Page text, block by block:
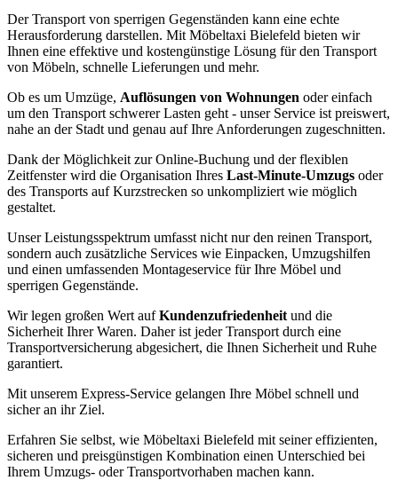
Der Transport von sperrigen Gegenständen kann eine echte
Herausforderung darstellen. Mit Möbeltaxi Bielefeld bieten wir
Ihnen eine effektive und kostengünstige Lösung für den Transport
von Möbeln, schnelle Lieferungen und mehr.
Ob es um Umzüge, Auflösungen von Wohnungen oder einfach
um den Transport schwerer Lasten geht - unser Service ist preiswert,
nahe an der Stadt und genau auf Ihre Anforderungen zugeschnitten.
Dank der Möglichkeit zur Online-Buchung und der flexiblen
Zeitfenster wird die Organisation Ihres Last-Minute-Umzugs oder
des Transports auf Kurzstrecken so unkompliziert wie möglich
gestaltet.
Unser Leistungsspektrum umfasst nicht nur den reinen Transport,
sondern auch zusätzliche Services wie Einpacken, Umzugshilfen
und einen umfassenden Montageservice für Ihre Möbel und
sperrigen Gegenstände.
Wir legen großen Wert aufKundenzufriedenheit und die
Sicherheit Ihrer Waren. Daher ist jeder Transport durch eine
Transportversicherung abgesichert, die Ihnen Sicherheit und Ruhe
garantiert.
Mit unserem Express-Service gelangen Ihre Möbel schnell und
sicher an ihr Ziel.
Erfahren Sie selbst, wie Möbeltaxi Bielefeld mit seiner effizienten,
sicheren und preisgünstigen Kombination einen Unterschied bei
Ihrem Umzugs- oder Transportvorhaben machen kann.